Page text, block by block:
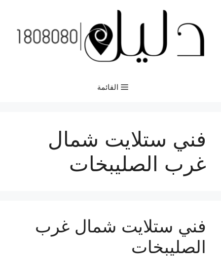
المحتوى
القائمة
فني ستلايت شمال
غرب الصليبخات
فني ستلايت شمال غرب
الصليبخات